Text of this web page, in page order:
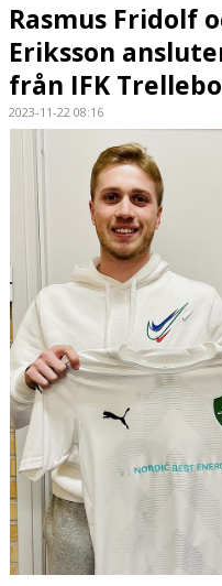
KALENDER
MATCHER
AVGIFTER
ANMÄLAN
LIMHAMN BACKYARD ULTRA
Rasmus Fridolf
Eriksson
från IFK
2023-11-22 08:16